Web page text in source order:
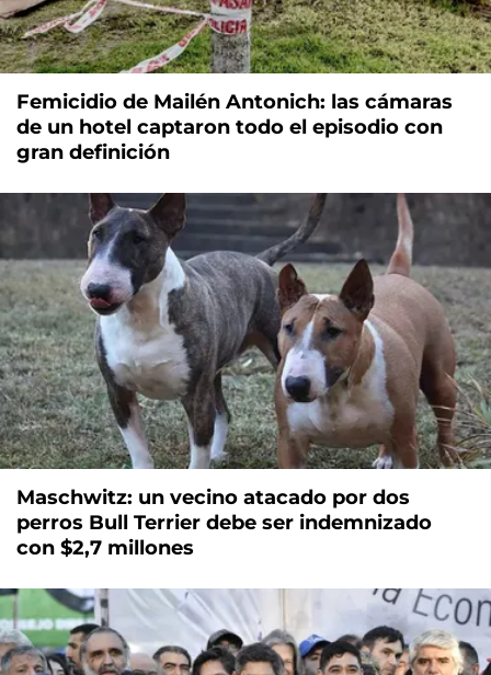
Femicidio de Mailén Antonich: las cámaras
de un hotel captaron todo el episodio con
gran definición
Maschwitz: un vecino atacado por dos
perros Bull Terrier debe ser indemnizado
con $2,7 millones